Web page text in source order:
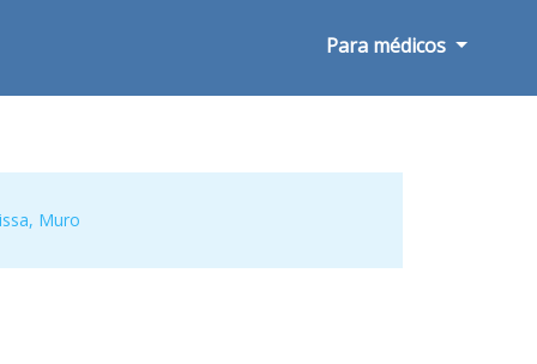
Para médicos
, Muro